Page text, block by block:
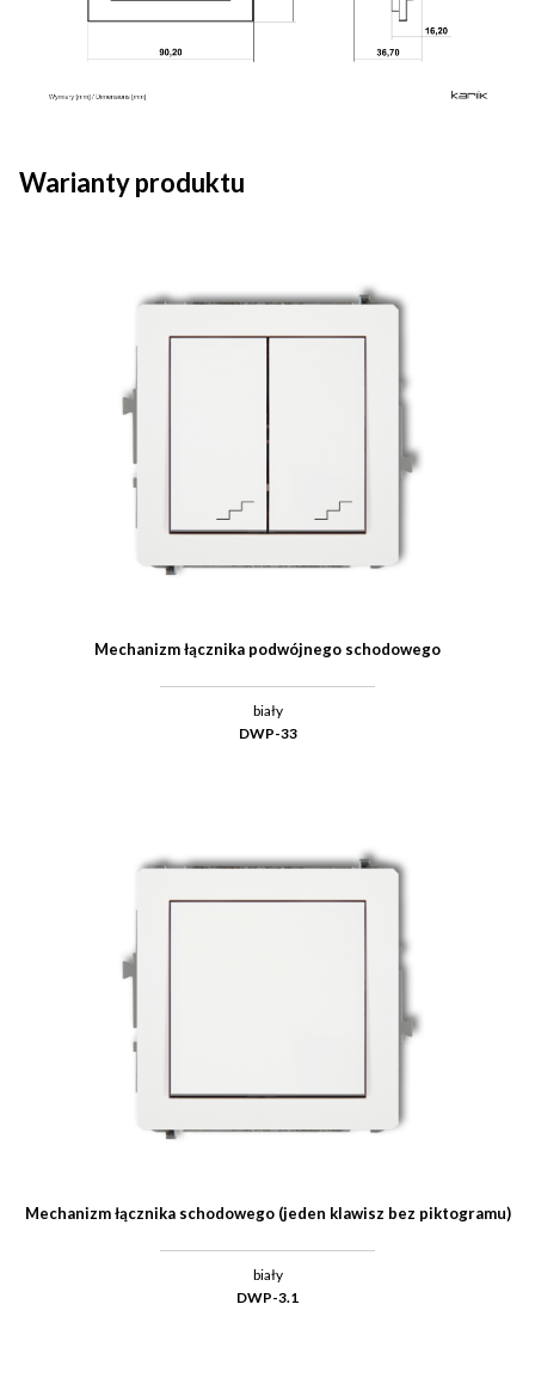
Warianty produktu
Mechanizm łącznika podwójnego schodowego
biały
DWP-33
Mechanizm łącznika schodowego (jeden klawisz bez piktogramu)
biały
DWP-3.1